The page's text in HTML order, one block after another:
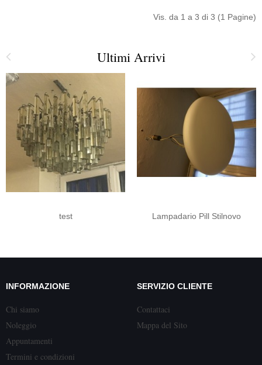
Vis. da 1 a 3 di 3 (1 Pagine)
Ultimi Arrivi
test Lampadario Pill Stilnovo
INFORMAZIONE
Chi siamo
Noleggio
Appuntamenti
Termini e condizioni
SERVIZIO CLIENTE
Contattaci
Mappa del Sito